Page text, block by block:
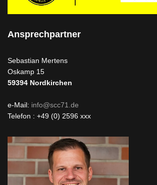
Ansprechpartner
Sebastian Mertens
Oskamp 15
59394 Nordkirchen
e-Mail: info@scc71.de
Telefon : +49 (0) 2596 xxx